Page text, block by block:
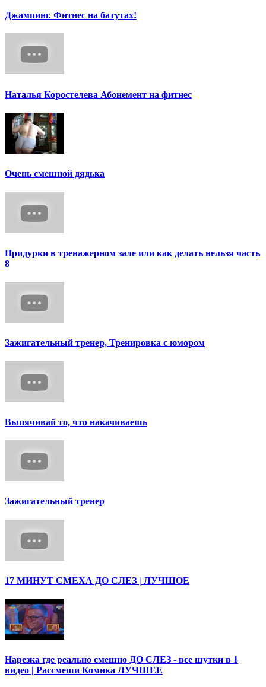
Джампинг. Фитнес на батутах!
Наталья Коростелева Абонемент на фитнес
Очень смешной дядька
Придурки в тренажерном зале или как делать нельзя часть
8
Зажигательный тренер, Тренировка с юмором
Выпячивай то, что накачиваешь
Зажигательный тренер
17 МИНУТ СМЕХА ДО СЛЕЗ | ЛУЧШОЕ
Нарезка где реально смешно ДО СЛЕЗ - все шутки в 1
видео | Рассмеши Комика ЛУЧШЕЕ